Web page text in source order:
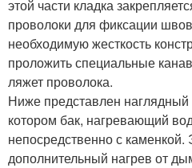
этой части кладка
проволоки для фиксации
необходимую жесткость
проложить специальные
ляжет проволока.
Ниже представлен
котором бак, нагревающий
непосредственно с каменкой.
дополнительный нагрев от